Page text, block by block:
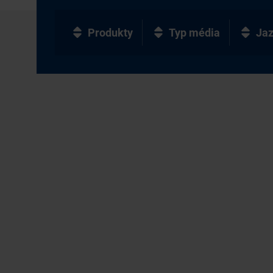
Produkty Typ média